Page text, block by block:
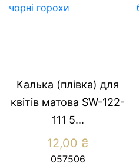
Калька (плівка) для
квітів матова SW-122-
111 5...
12,00 ₴
057506